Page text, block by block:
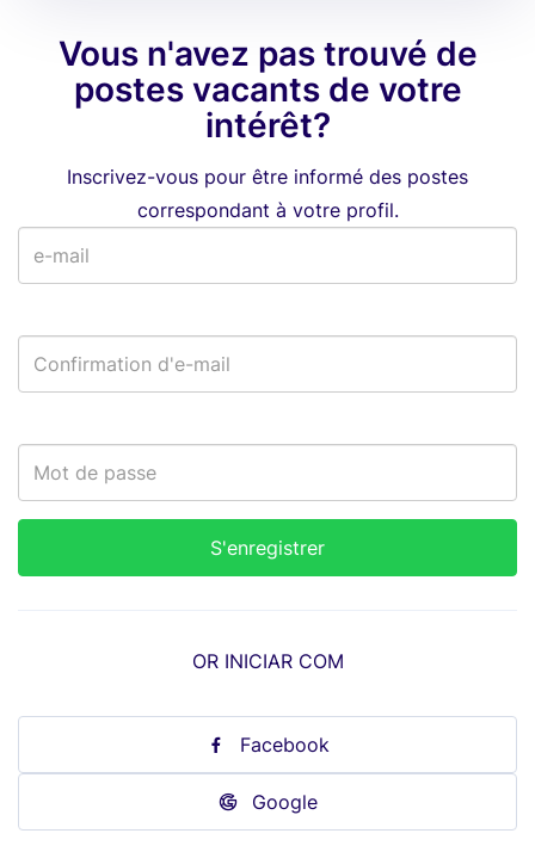
Vous n'avez pas trouvé de
postes vacants de votre
intérêt?
Inscrivez-vous pour être informé des postes
correspondant à votre profil.
OR INICIAR COM
Facebook
Google